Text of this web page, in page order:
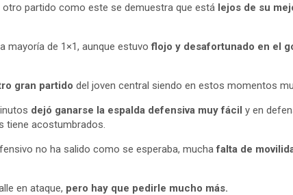
otro partido como este se demuestra que está lejos de su
mayoría de 1×1, aunque estuvoflojo y desafortunado en el
gran partido del joven central siendo en estos momentos
dejó ganarse la espalda defensiva muy fácil y en
tiene acostumbrados.
no ha salido como se esperaba, muchafalta de
en ataque, pero hay que pedirle mucho más.